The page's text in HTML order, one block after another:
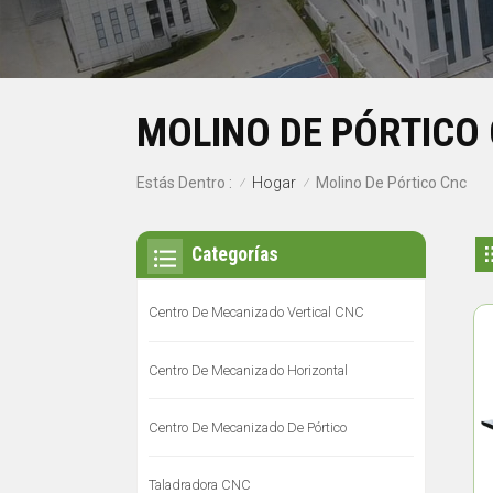
MOLINO DE PÓRTICO
Estás Dentro : / Hogar / Molino De Pórtico Cnc
Categorías
Centro De Mecanizado Vertical CNC
Centro De Mecanizado Horizontal
Centro De Mecanizado De Pórtico
Taladradora CNC